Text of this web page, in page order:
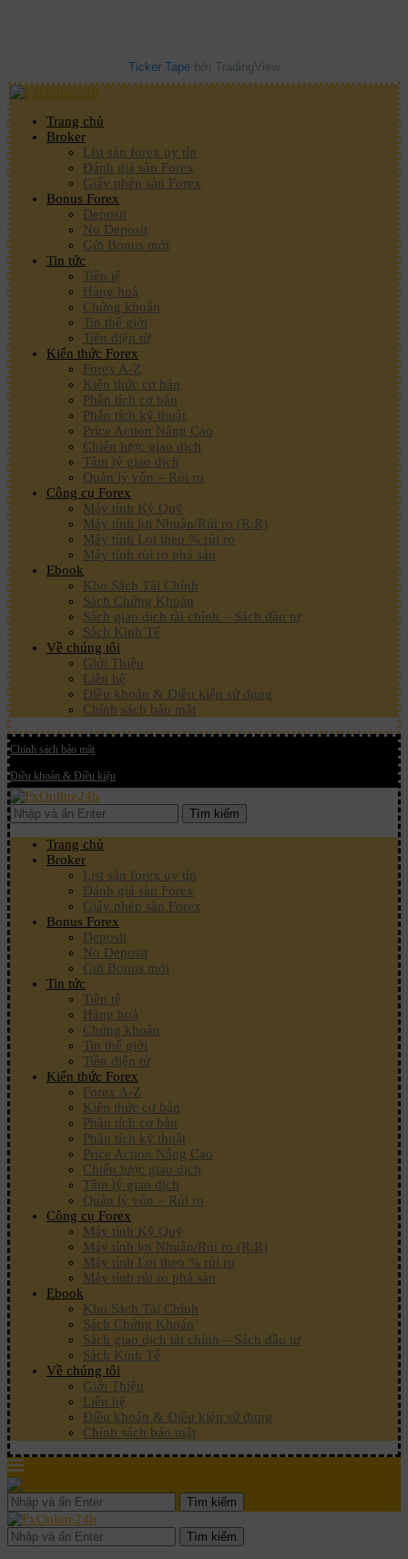
Ticker Tape bởi TradingView
Trang chủ
Broker
List sàn forex uy tín
Đánh giá sàn Forex
Giấy phép sàn Forex
Bonus Forex
Deposit
No Deposit
Gửi Bonus mới
Tin tức
Tiền tệ
Hàng hoá
Chứng khoán
Tin thế giới
Tiền điện tử
Kiến thức Forex
Forex A-Z
Kiến thức cơ bản
Phân tích cơ bản
Phân tích kỹ thuật
Price Action Nâng Cao
Chiến lược giao dịch
Tâm lý giao dịch
Quản lý vốn – Rủi ro
Công cụ Forex
Máy tính Ký Quỹ
Máy tính lợi Nhuận/Rủi ro (R:R)
Máy tính Lot theo % rủi ro
Máy tính rủi ro phá sản
Ebook
Kho Sách Tài Chính
Sách Chứng Khoán
Sách giao dịch tài chính – Sách đầu tư
Sách Kinh Tế
Về chúng tôi
Giới Thiệu
Liên hệ
Điều khoản & Điều kiện sử dụng
Chính sách bảo mật
Chính sách bảo mật
Điều khoản & Điều kiện
Tìm kiếm
Trang chủ
Broker
List sàn forex uy tín
Đánh giá sàn Forex
Giấy phép sàn Forex
Bonus Forex
Deposit
No Deposit
Gửi Bonus mới
Tin tức
Tiền tệ
Hàng hoá
Chứng khoán
Tin thế giới
Tiền điện tử
Kiến thức Forex
Forex A-Z
Kiến thức cơ bản
Phân tích cơ bản
Phân tích kỹ thuật
Price Action Nâng Cao
Chiến lược giao dịch
Tâm lý giao dịch
Quản lý vốn – Rủi ro
Công cụ Forex
Máy tính Ký Quỹ
Máy tính lợi Nhuận/Rủi ro (R:R)
Máy tính Lot theo % rủi ro
Máy tính rủi ro phá sản
Ebook
Kho Sách Tài Chính
Sách Chứng Khoán
Sách giao dịch tài chính – Sách đầu tư
Sách Kinh Tế
Về chúng tôi
Giới Thiệu
Liên hệ
Điều khoản & Điều kiện sử dụng
Chính sách bảo mật
Tìm kiếm
Tìm kiếm